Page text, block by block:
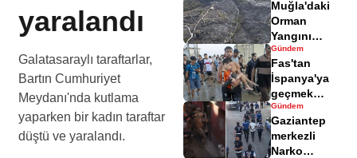
yaralandı
Galatasaraylı taraftarlar,
Bartın Cumhuriyet
Meydanı'nda kutlama
yaparken bir kadın taraftar
düştü ve yaralandı.
yaralandı
Muğla'daki
Orman
Yangını
Sonrası
Zarar Gören
Alanlar
Havadisinde
Gündem
Fas'tan
İspanya'ya
geçmek
isteyen
göçmenler
geri döndü
Gündem
Gaziantep
merkezli
Narko